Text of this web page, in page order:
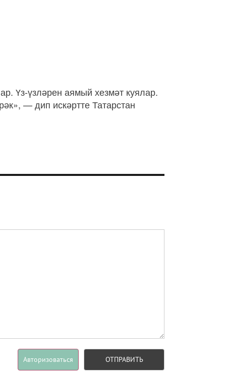
Үз-үзләрен аямый хезмәт куялар.
— дип искәртте Татарстан
Авторизоваться ОТПРАВИТЬ